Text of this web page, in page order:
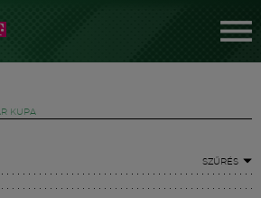
KUPA
SZŰRÉS